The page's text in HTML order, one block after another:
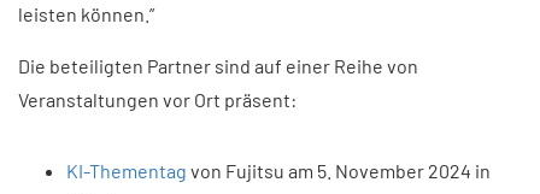
leisten können.”
Die beteiligten Partner sind auf einer Reihe von
Veranstaltungen vor Ort präsent:
KI-Thementag von Fujitsu am 5. November 2024 in